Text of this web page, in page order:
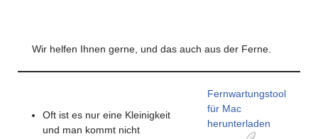
Wir helfen Ihnen gerne, und das auch aus der Ferne.
Oft ist es nur eine Kleinigkeit
und man kommt nicht
Fernwartungstool
für Mac
herunterladen